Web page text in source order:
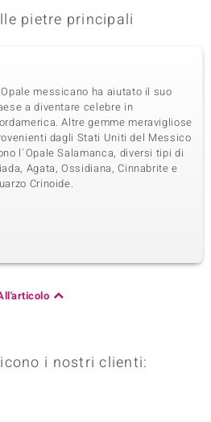
pietre principali
messicano ha aiutato il suo
a diventare celebre in
Altre gemme meravigliose
dagli Stati Uniti del Messico
l´Opale Salamanca, diversi tipi di
Agata, Ossidiana, Cinnabrite e
Crinoide.
i nostri clienti: